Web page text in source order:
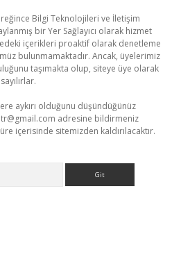
Bilgi Teknolojileri ve İletişim
bir Yer Sağlayıcı olarak hizmet
içerikleri proaktif olarak denetleme
bulunmamaktadır. Ancak, üyelerimiz
taşımakta olup, siteye üye olarak
aykırı olduğunu düşündüğünüz
adresine bildirmeniz
içerisinde sitemizden kaldırılacaktır.